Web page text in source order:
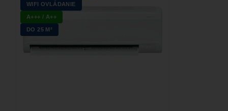
WIFI OVLÁDANIE
A+++ / A++
DO 25 M²